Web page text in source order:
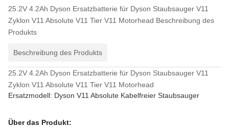
25.2V 4.2Ah Dyson Ersatzbatterie für Dyson Staubsauger V11
Zyklon V11 Absolute V11 Tier V11 Motorhead Beschreibung des
Produkts
Beschreibung des Produkts
25.2V 4.2Ah Dyson Ersatzbatterie für Dyson Staubsauger V11
Zyklon V11 Absolute V11 Tier V11 Motorhead
Ersatzmodell: Dyson V11 Absolute Kabelfreier Staubsauger
Über das Produkt: